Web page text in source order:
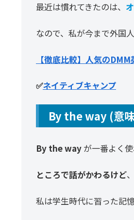
最近は慣れてきたのは、
なので、私が今まで外国
【徹底比較】人気の
✅ネイティブキャンプ
By the way (意
By the way が一番よく使
ところで話がかわるけど
私は学生時代に習った記